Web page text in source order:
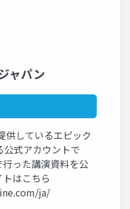
ャパン
供しているエピック
公式アカウントで
った講演資料を公
はこちら
ja/